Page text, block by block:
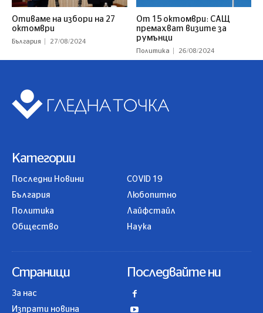
Отиваме на избори на 27
октомври
България 27/08/2024
От 15 октомври: САЩ
премахват визите за
румънци
Политика 26/08/2024
Категории
Последни Новини
България
Политика
Общество
COVID 19
Любопитно
Лайфстайл
Наука
Страници
За нас
Изпрати новина
Последвайте ни